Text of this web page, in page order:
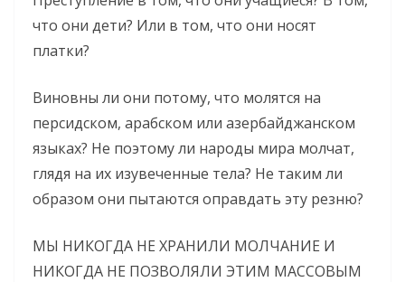
что они дети? Или в том, что они носят
платки?
Виновны ли они потому, что молятся на
персидском, арабском или азербайджанском
языках? Не поэтому ли народы мира молчат,
глядя на их изувеченные тела? Не таким ли
образом они пытаются оправдать эту резню?
МЫ НИКОГДА НЕ ХРАНИЛИ МОЛЧАНИЕ И
НИКОГДА НЕ ПОЗВОЛЯЛИ ЭТИМ МАССОВЫМ